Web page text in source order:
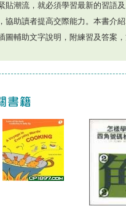
貼潮流，就必須學習最新的習語
協助讀者提高交際能力。本書介
圖輔助文字說明，附練習及答案